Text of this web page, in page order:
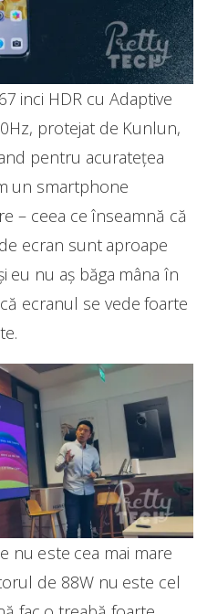
inci HDR cu Adaptive
protejat de Kunlun,
pentru acuratețea
un smartphone
– ceea ce înseamnă că
ecran sunt aproape
eu nu aș băga mâna în
ecranul se vede foarte
nu este cea mai mare
de 88W nu este cel